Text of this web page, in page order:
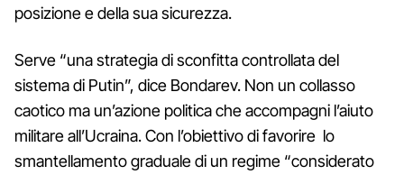
posizione e della sua sicurezza.
Serve “una strategia di sconfitta controllata del
sistema di Putin”, dice Bondarev. Non un collasso
caotico ma un’azione politica che accompagni l’aiuto
militare all’Ucraina. Con l’obiettivo di favorire lo
smantellamento graduale di un regime “considerato